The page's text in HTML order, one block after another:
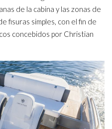
de la cabina y las zonas de
fisuras simples, con el fin de
concebidos por Christian